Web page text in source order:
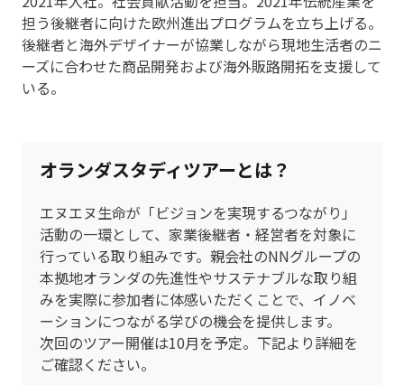
担う後継者に向けた欧州進出プログラムを立ち上げる。
後継者と海外デザイナーが協業しながら現地生活者のニ
ーズに合わせた商品開発および海外販路開拓を支援して
いる。
オランダスタディツアーとは？
エヌエヌ生命が「ビジョンを実現するつながり」
活動の一環として、家業後継者・経営者を対象に
行っている取り組みです。親会社のNNグループの
本拠地オランダの先進性やサステナブルな取り組
みを実際に参加者に体感いただくことで、イノベ
ーションにつながる学びの機会を提供します。
次回のツアー開催は10月を予定。下記より詳細を
ご確認ください。